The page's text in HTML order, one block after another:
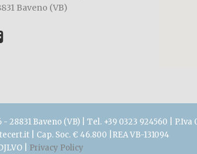
Baveno (VB)
28831 Baveno (VB) | Tel. +39 0323 924560 |
| Cap. Soc. € 46.800 |REA VB-131094
| Privacy Policy